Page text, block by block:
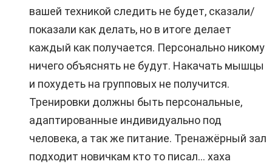
вашей техникой следить не будет, сказали/
показали как делать, но в итоге делает
каждый как получается. Персонально никому
ничего объяснять не будут. Накачать мышцы
и похудеть на групповых не получится.
Тренировки должны быть персональные,
адаптированные индивидуально под
человека, а так же питание. Тренажёрный зал
подходит новичкам кто то писал… хаха